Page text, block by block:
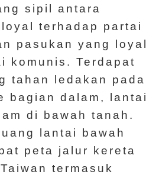
sipil antara
terhadap partai
pasukan yang loyal
komunis. Terdapat
tahan ledakan pada
bagian dalam, lantai
di bawah tanah.
lantai bawah
peta jalur kereta
termasuk